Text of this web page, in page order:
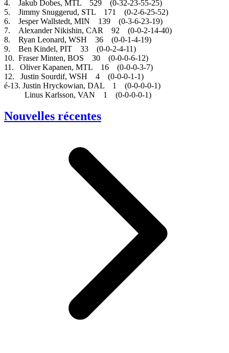
4. Jakub Dobes, MTL 529 (0-32-23-55-25)
5. Jimmy Snuggerud, STL 171 (0-2-6-25-52)
6. Jesper Wallstedt, MIN 139 (0-3-6-23-19)
7. Alexander Nikishin, CAR 92 (0-0-2-14-40)
8. Ryan Leonard, WSH 36 (0-0-1-4-19)
9. Ben Kindel, PIT 33 (0-0-2-4-11)
10. Fraser Minten, BOS 30 (0-0-0-6-12)
11. Oliver Kapanen, MTL 16 (0-0-0-3-7)
12. Justin Sourdif, WSH 4 (0-0-0-1-1)
é-13. Justin Hryckowian, DAL 1 (0-0-0-0-1)
Linus Karlsson, VAN 1 (0-0-0-0-1)
Nouvelles récentes